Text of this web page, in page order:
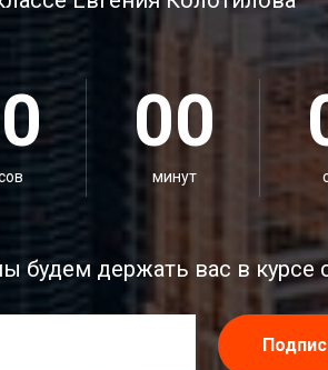
00
минут
будем держать вас в курсе